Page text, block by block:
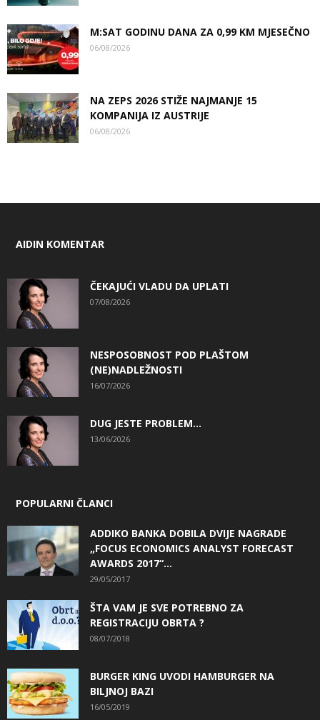
M:SAT GODINU DANA ZA 0,99 KM MJESEČNO
06/08/2026
NA ZEPS 2026 STIŽE NAJMANJE 15
KOMPANIJA IZ AUSTRIJE
06/08/2026
AIDIN KOMENTAR
ČEKAJUĆI VLADU DA UPLATI
07/08/2026
NESPOSOBNOST POD PLAŠTOM
(NE)NADLEŽNOSTI
16/07/2026
DUG JESTE PROBLEM…
13/06/2026
POPULARNI ČLANCI
ADDIKO BANKA DOBILA DVIJE NAGRADE
„FOCUS ECONOMICS ANALYST FORECAST
AWARDS 2017“...
29/05/2017
ŠTA VAM JE SVE POTREBNO ZA
REGISTRACIJU OBRTA ?
08/07/2018
BURGER KING UVODI HAMBURGER NA
BILJNOJ BAZI
16/05/2019